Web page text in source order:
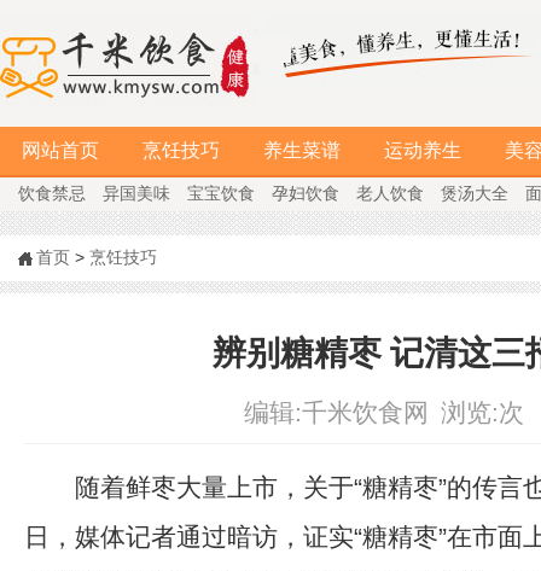
网站首页 烹饪技巧 养生菜谱 运动养生 美
饮食禁忌 异国美味 宝宝饮食 孕妇饮食 老人饮食 煲汤大全
首页 > 烹饪技巧
辨别糖精枣 记清这三
编辑:千米饮食网 浏览:次
随着鲜枣大量上市，关于“糖精枣”的传言
日，媒体记者通过暗访，证实“糖精枣”在市面